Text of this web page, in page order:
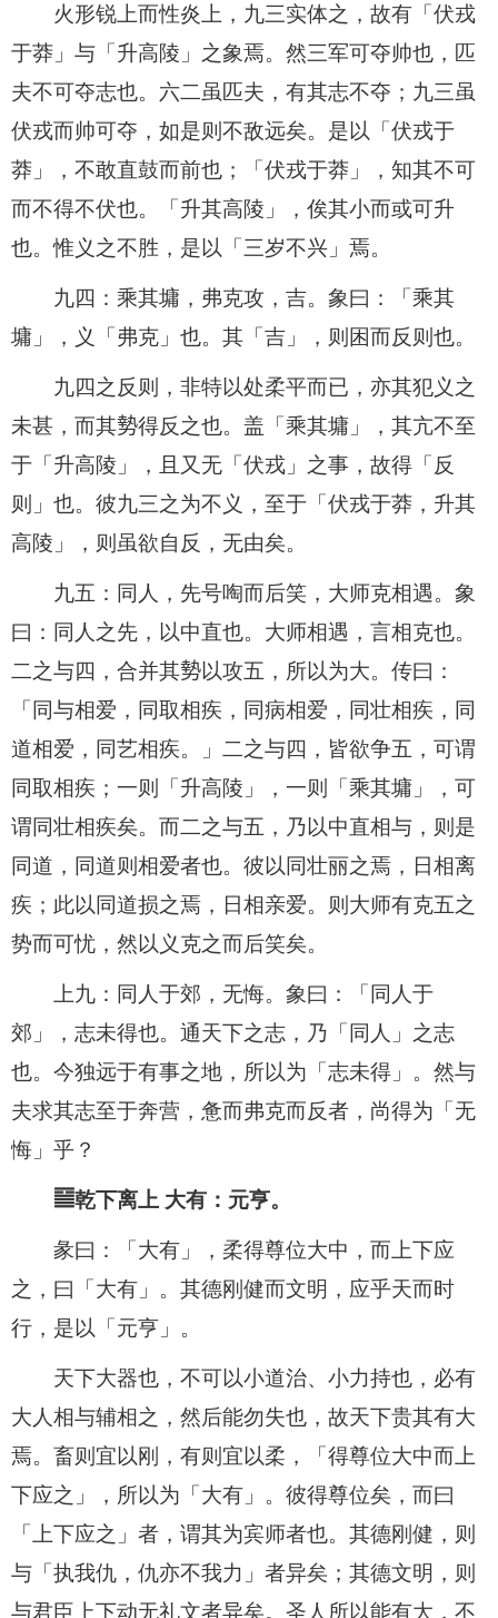
火形锐上而性炎上，九三实体之，故有「伏戎
于莽」与「升高陵」之象焉。然三军可夺帅也，匹
夫不可夺志也。六二虽匹夫，有其志不夺；九三虽
伏戎而帅可夺，如是则不敌远矣。是以「伏戎于
莽」，不敢直鼓而前也；「伏戎于莽」，知其不可
而不得不伏也。「升其高陵」，俟其小而或可升
也。惟义之不胜，是以「三岁不兴」焉。
九四：乘其墉，弗克攻，吉。象曰：「乘其
墉」，义「弗克」也。其「吉」，则困而反则也。
九四之反则，非特以处柔平而已，亦其犯义之
未甚，而其𫝑得反之也。盖「乘其墉」，其亢不至
于「升高陵」，且又无「伏戎」之事，故得「反
则」也。彼九三之为不义，至于「伏戎于莽，升其
高陵」，则虽欲自反，无由矣。
九五：同人，先号啕而后笑，大师克相遇。象
曰：同人之先，以中直也。大师相遇，言相克也。
二之与四，合并其𫝑以攻五，所以为大。传曰：
「同与相爱，同取相疾，同病相爱，同壮相疾，同
道相爱，同艺相疾。」二之与四，皆欲争五，可谓
同取相疾；一则「升高陵」，一则「乘其墉」，可
谓同壮相疾矣。而二之与五，乃以中直相与，则是
同道，同道则相爱者也。彼以同壮丽之焉，日相离
疾；此以同道损之焉，日相亲爱。则大师有克五之
势而可忧，然以义克之而后笑矣。
上九：同人于郊，无悔。象曰：「同人于
郊」，志未得也。通天下之志，乃「同人」之志
也。今独远于有事之地，所以为「志未得」。然与
夫求其志至于奔营，惫而弗克而反者，尚得为「无
悔」乎？
䷍乾下离上 大有：元亨。
彖曰：「大有」，柔得尊位大中，而上下应
之，曰「大有」。其德刚健而文明，应乎天而时
行，是以「元亨」。
天下大器也，不可以小道治、小力持也，必有
大人相与辅相之，然后能勿失也，故天下贵其有大
焉。畜则宜以刚，有则宜以柔，「得尊位大中而上
下应之」，所以为「大有」。彼得尊位矣，而曰
「上下应之」者，谓其为宾师者也。其德刚健，则
与「执我仇，仇亦不我力」者异矣；其德文明，则
与君臣上下动无礼文者异矣。圣人所以能有大，不